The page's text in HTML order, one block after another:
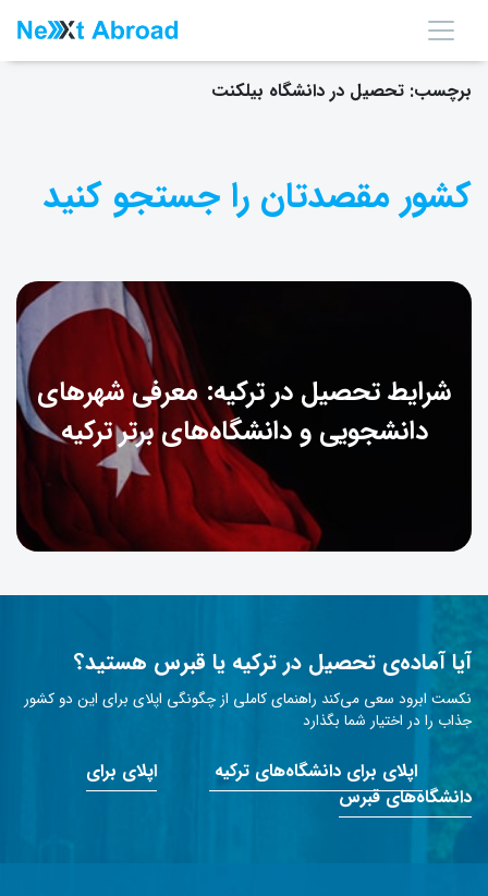
برچسب: تحصیل در دانشگاه بیلکنت
کشور مقصدتان را جستجو کنید
شرایط تحصیل در ترکیه: معرفی شهرهای
دانشجویی و دانشگاه‌های برتر ترکیه
آیا آماده‌ی تحصیل در ترکیه یا قبرس هستید؟
نکست ابرود سعی می‌کند راهنمای کاملی از چگونگی اپلای برای این دو کشور
جذاب را در اختیار شما بگذارد
اپلای برای دانشگاه‌های ترکیه
اپلای برای
دانشگاه‌های قبرس